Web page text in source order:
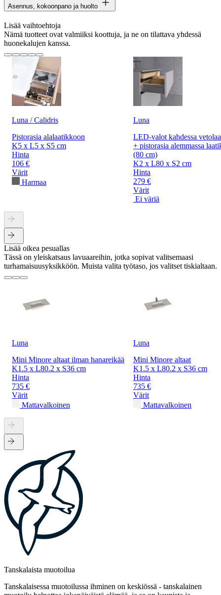
Asennus, kokoonpano ja huolto
Lisää vaihtoehtoja
Nämä tuotteet ovat valmiiksi koottuja, ja ne on tilattava yhdessä
huonekalujen kanssa.
Luna / Calidris
Pistorasia alalaatikkoon
K5 x L5 x S5 cm
Hinta
106 €
Värit
Harmaa
Luna
LED-valot kahdessa
+ pistorasia alemmassa
(80 cm)
K2 x L80 x S2 cm
Hinta
279 €
Värit
Ei väriä
Lisää oikea pesuallas
Tässä on yleiskatsaus lavuaareihin, jotka sopivat valitsemaasi
turhamaisuusyksikköön. Muista valita työtaso, jos valitset tiskialtaan.
Luna
Mini Minore altaat ilman hanareikää
K1.5 x L80.2 x S36 cm
Hinta
735 €
Värit
Mattavalkoinen
Luna
Mini Minore altaat
K1.5 x L80.2 x S36 cm
Hinta
735 €
Värit
Mattavalkoinen
Tanskalaista muotoilua
Tanskalaisessa muotoilussa ihminen on keskiössä - tanskalainen